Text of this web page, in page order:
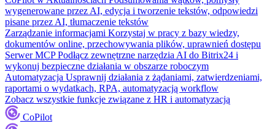
wygenerowane przez AI, edycja i tworzenie tekstów, odpowiedzi
pisane przez AI, tłumaczenie tekstów
Zarządzanie informacjami Korzystaj w pracy z bazy wiedzy,
dokumentów online, przechowywania plików, uprawnień dostępu
Serwer MCP Podłącz zewnętrzne narzędzia AI do Bitrix24 i
wykonuj bezpieczne działania w obszarze roboczym
Automatyzacja Usprawnij działania z żądaniami, zatwierdzeniami,
raportami o wydatkach, RPA, automatyzacją workflow
Zobacz wszystkie funkcje związane z HR i automatyzacją
CoPilot